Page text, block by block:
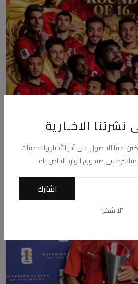
نشرتنا الاخبارية
لدينا للحصول على آخر الأخبار والتحديثات
في صندوق الوارد الخاص بك
اشترك
ًلا شكرا
العالم بأمريكا
صعد منتخب مصر الأول لكرة القدم لأول مره في تاريخه الي دور الـ16 من